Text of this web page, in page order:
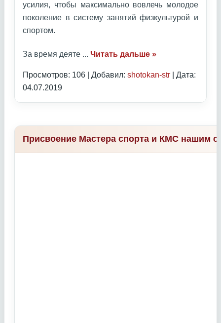
усилия, чтобы максимально вовлечь молодое
поколение в систему занятий физкультурой и
спортом.
За время деяте ... Читать дальше »
Просмотров: 106 | Добавил: shotokan-str | Дата:
04.07.2019
Присвоение Мастера спорта и КМС нашим